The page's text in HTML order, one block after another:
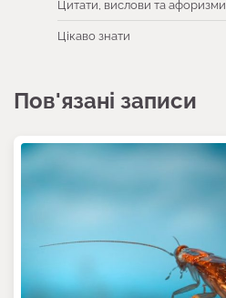
Цитати, вислови та афоризми
Цікаво знати
Пов'язані записи